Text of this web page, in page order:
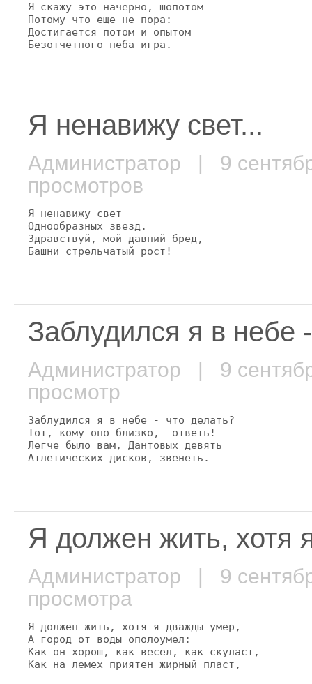
Я скажу это начерно, шопотом
Потому что еще не пора:
Достигается потом и опытом
Безотчетного неба игра.
Я ненавижу свет...
Администратор | 9
просмотров
Я ненавижу свет
Однообразных звезд.
Здравствуй, мой давний бред,-
Башни стрельчатый рост!
Заблудился я в небе
Администратор | 9
просмотр
Заблудился я в небе - что делать?
Тот, кому оно близко,- ответь!
Легче было вам, Дантовых девять
Атлетических дисков, звенеть.
Я должен жить, хотя
Администратор | 9
просмотра
Я должен жить, хотя я дважды умер,
А город от воды ополоумел:
Как он хорош, как весел, как скуласт,
Как на лемех приятен жирный пласт,